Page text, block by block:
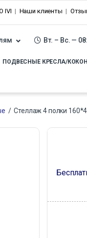
IVI Наши клиенты
Вт. – Вс. —
ПОДВЕСНЫЕ КРЕСЛА/
/ Стеллаж 4 полки